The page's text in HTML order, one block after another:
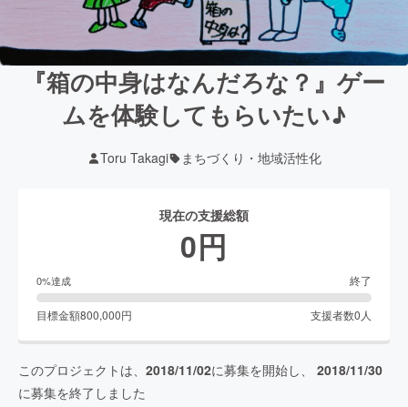
『箱の中身はなんだろな？』ゲー
ムを体験してもらいたい♪
Toru Takagi まちづくり・地域活性化
現在の支援総額
0円
0%達成 終了
目標金額800,000円 支援者数0人
このプロジェクトは、 2018/11/02に募集を開始し、 2018/11/30
に募集を終了しました